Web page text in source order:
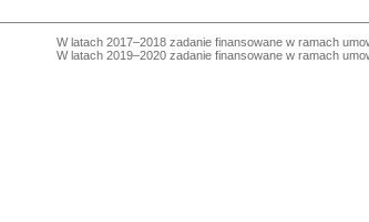
W latach 2017–2018 zadanie finansowane w ramach
W latach 2019–2020 zadanie finansowane w ramach